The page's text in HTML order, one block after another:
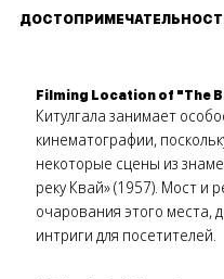
Filming Location of "The
Китулгала занимает
кинематографии,
некоторые сцены из
реку Квай» (1957). Мост и
очарования этого места,
интриги для посетителей.